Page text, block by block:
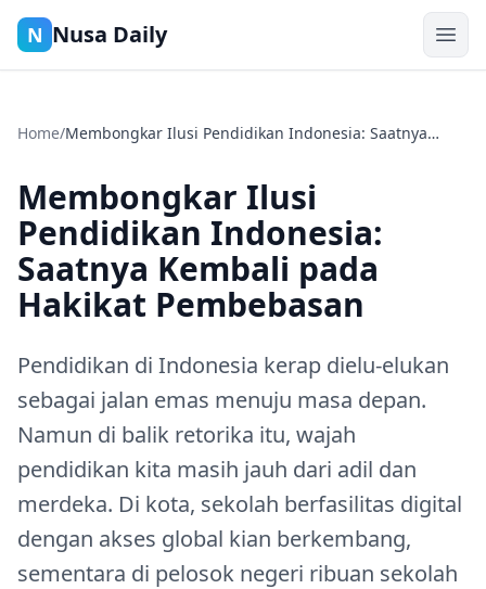
N Nusa Daily
Home/Membongkar Ilusi Pendidikan Indonesia: Saatnya
Membongkar Ilusi
Pendidikan Indonesia:
Saatnya Kembali pada
Hakikat Pembebasan
Pendidikan di Indonesia kerap dielu-elukan
sebagai jalan emas menuju masa depan.
Namun di balik retorika itu, wajah
pendidikan kita masih jauh dari adil dan
merdeka. Di kota, sekolah berfasilitas digital
dengan akses global kian berkembang,
sementara di pelosok negeri ribuan sekolah